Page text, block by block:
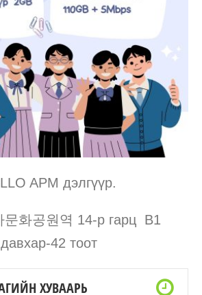
APM дэлгүүр.
문화공원역 14-p гарц В1
давхар-42 тоот
ХУВААРЬ